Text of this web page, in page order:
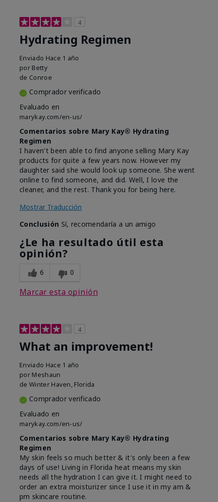
4
Hydrating Regimen
Enviado Hace 1 año
por Betty
de Conroe
Comprador verificado
Evaluado en
marykay.com/en-us/
Comentarios sobre Mary Kay® Hydrating
Regimen
I haven't been able to find anyone selling Mary Kay
products for quite a few years now. However my
daughter said she would look up someone. She went
online to find someone, and did. Well, I love the
cleaner, and the rest. Thank you for being here.
Mostrar Traducción
Conclusión Sí, recomendaría a un amigo
¿Le ha resultado útil esta
opinión?
6 0
Marcar esta opinión
4
What an improvement!
Enviado Hace 1 año
por Meshaun
de Winter Haven, Florida
Comprador verificado
Evaluado en
marykay.com/en-us/
Comentarios sobre Mary Kay® Hydrating
Regimen
My skin feels so much better & it's only been a few
days of use! Living in Florida heat means my skin
needs all the hydration I can give it. I might need to
order an extra moisturizer since I use it in my am &
pm skincare routine.